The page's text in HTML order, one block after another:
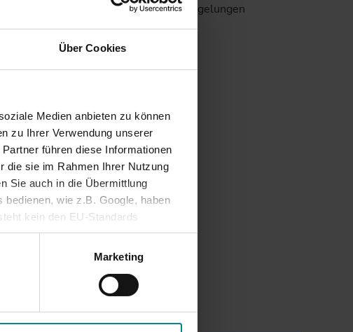
Über Cookies
Medien anbieten zu können
zu Ihrer Verwendung unserer
führen diese Informationen
die sie im Rahmen Ihrer Nutzung
Sie auch in die Übermittlung
bedienen, wie z.B. Google, haben
kein den EU-Standards
fehlen. Daher
zugreifen, ohne dass
Marketing
Erstattungsregelungen
geben.
Mehr lesen